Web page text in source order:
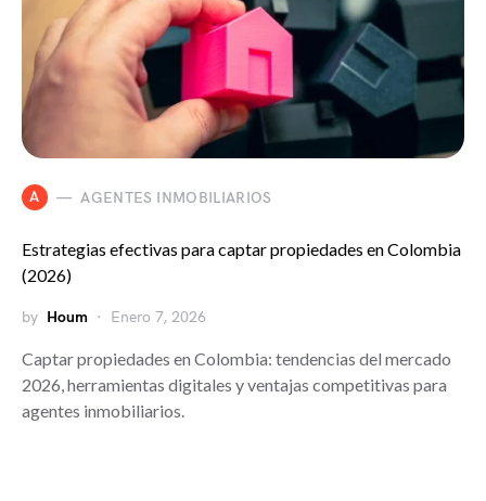
A AGENTES INMOBILIARIOS
Estrategias efectivas para captar propiedades en Colombia
(2026)
by Houm Enero 7, 2026
Captar propiedades en Colombia: tendencias del mercado
2026, herramientas digitales y ventajas competitivas para
agentes inmobiliarios.